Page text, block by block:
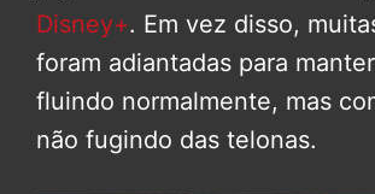
Disney+. Em vez disso,
foram adiantadas para
fluindo normalmente, mas
não fugindo das telonas.